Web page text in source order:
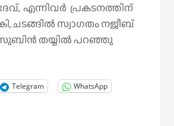
എന്നിവർ പ്രകടനത്തിന്
ചടങ്ങിൽ സ്വാഗതം നജീബ്
സുബിൻ തയ്യിൽ പറഞ്ഞു
Telegram WhatsApp